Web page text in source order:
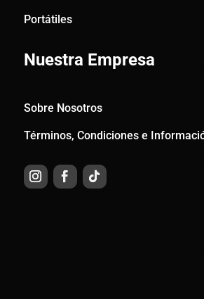
Portátiles
Nuestra Empresa
Sobre Nosotros
Términos, Condiciones e